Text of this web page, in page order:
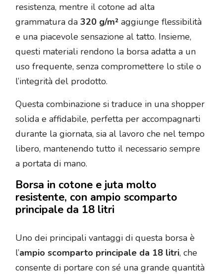
resistenza, mentre il cotone ad alta
grammatura da 320 g/m² aggiunge flessibilità
e una piacevole sensazione al tatto. Insieme,
questi materiali rendono la borsa adatta a un
uso frequente, senza compromettere lo stile o
l’integrità del prodotto.
Questa combinazione si traduce in una shopper
solida e affidabile, perfetta per accompagnarti
durante la giornata, sia al lavoro che nel tempo
libero, mantenendo tutto il necessario sempre
a portata di mano.
Borsa in cotone e juta molto
resistente, con ampio scomparto
principale da 18 litri
Uno dei principali vantaggi di questa borsa è
l’ampio scomparto principale da 18 litri, che
consente di portare con sé una grande quantità